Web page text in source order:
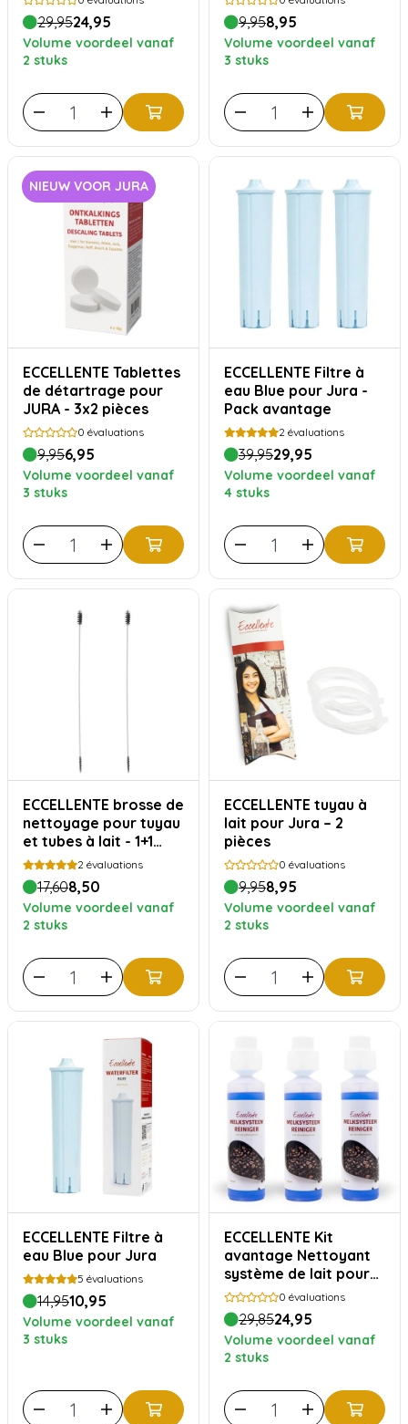
29,9524,95
Volume voordeel vanaf
2 stuks
9,958,95
Volume voordeel vanaf
3 stuks
NIEUW VOOR JURA
ECCELLENTE Tablettes
de détartrage pour
JURA - 3x2 pièces
0 évaluations
9,956,95
Volume voordeel vanaf
3 stuks
ECCELLENTE Filtre à
eau Blue pour Jura -
Pack avantage
2 évaluations
39,9529,95
Volume voordeel vanaf
4 stuks
ECCELLENTE brosse de
nettoyage pour tuyau
et tubes à lait - 1+1
gratuit 2 évaluations
17,608,50
Volume voordeel vanaf
2 stuks
ECCELLENTE tuyau à
lait pour Jura – 2
pièces
0 évaluations
9,958,95
Volume voordeel vanaf
2 stuks
ECCELLENTE Filtre à
eau Blue pour Jura
5 évaluations
14,9510,95
Volume voordeel vanaf
3 stuks
ECCELLENTE Kit
avantage Nettoyant
système de lait pour
Jura
0 évaluations
29,8524,95
Volume voordeel vanaf
2 stuks